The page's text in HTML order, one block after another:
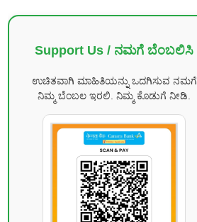
Support Us / ನಮಗೆ ಬೆಂಬಲಿಸಿ
ಉಚಿತವಾಗಿ ಮಾಹಿತಿಯನ್ನು ಒದಗಿಸುವ ನಮಗೆ
ನಿಮ್ಮ ಬೆಂಬಲ ಇರಲಿ. ನಿಮ್ಮ ಕೊಡುಗೆ ನೀಡಿ.